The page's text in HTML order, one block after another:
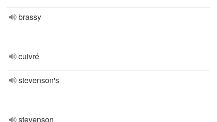
brassy
cuivré
stevenson's
stevenson